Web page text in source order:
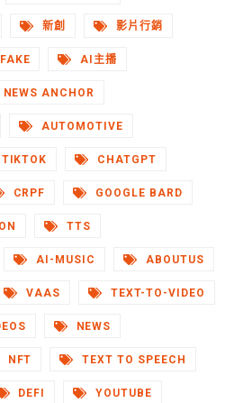
新創 影片行銷
AI主播
ANCHOR
AUTOMOTIVE
TIKTOK CHATGPT
CRPF GOOGLE BARD
TTS
AI-MUSIC ABOUTUS
VAAS TEXT-TO-VIDEO
NEWS
NFT TEXT TO SPEECH
DEFI YOUTUBE